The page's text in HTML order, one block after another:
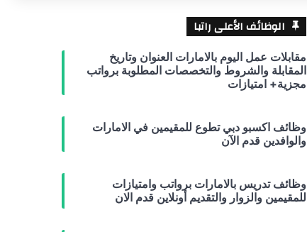
الوظائف الأعلى راتبا
مقابلات عمل اليوم بالامارات العنوان وتاريخ
المقابلة والشروط والتخصصات المطلوبة برواتب
مجزية+ امتيازات
وظائف اكسبو دبي تطوع للمقيمين في الامارات
والوافدين قدم الآن
وظائف تدريس بالامارات برواتب وامتيازات
للمقيمين والزوار والتقديم أونلاين قدم الان